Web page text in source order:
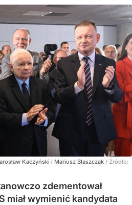
Kaczyński i Mariusz Błaszczak / Źródło:
zdementował
miał wymienić kandydata